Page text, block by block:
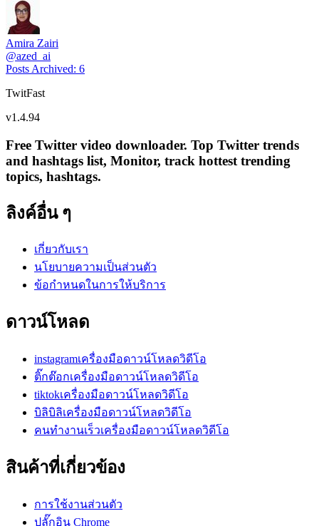
Amira Zairi
@azed_ai
Posts Archived: 6
TwitFast
v1.4.94
Free Twitter video downloader. Top Twitter trends
and hashtags list, Monitor, track hottest trending
topics, hashtags.
ลิงค์อื่น ๆ
เกี่ยวกับเรา
นโยบายความเป็นส่วนตัว
ข้อกำหนดในการให้บริการ
ดาวน์โหลด
instagramเครื่องมือดาวน์โหลดวิดีโอ
ติ๊กต๊อกเครื่องมือดาวน์โหลดวิดีโอ
tiktokเครื่องมือดาวน์โหลดวิดีโอ
บิลิบิลิเครื่องมือดาวน์โหลดวิดีโอ
คนทำงานเร็วเครื่องมือดาวน์โหลดวิดีโอ
สินค้าที่เกี่ยวข้อง
การใช้งานส่วนตัว
ปลั๊กอิน Chrome